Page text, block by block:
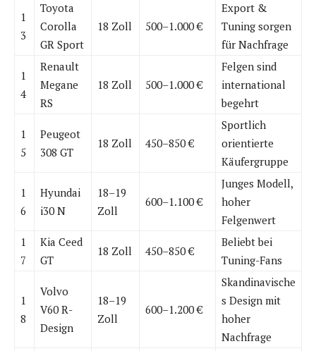
1
3
Toyota
Corolla
GR Sport
18 Zoll 500–1.000 €
Export &
Tuning sorgen
für Nachfrage
1
4
Renault
Megane
RS
18 Zoll 500–1.000 €
Felgen sind
international
begehrt
1
5
Peugeot
308 GT
18 Zoll 450–850 €
Sportlich
orientierte
Käufergruppe
1
6
Hyundai
i30 N
18–19
Zoll
600–1.100 €
Junges Modell,
hoher
Felgenwert
1
7
Kia Ceed
GT
18 Zoll 450–850 €
Beliebt bei
Tuning-Fans
1
8
Volvo
V60 R-
Design
18–19
Zoll
600–1.200 €
Skandinavische
s Design mit
hoher
Nachfrage